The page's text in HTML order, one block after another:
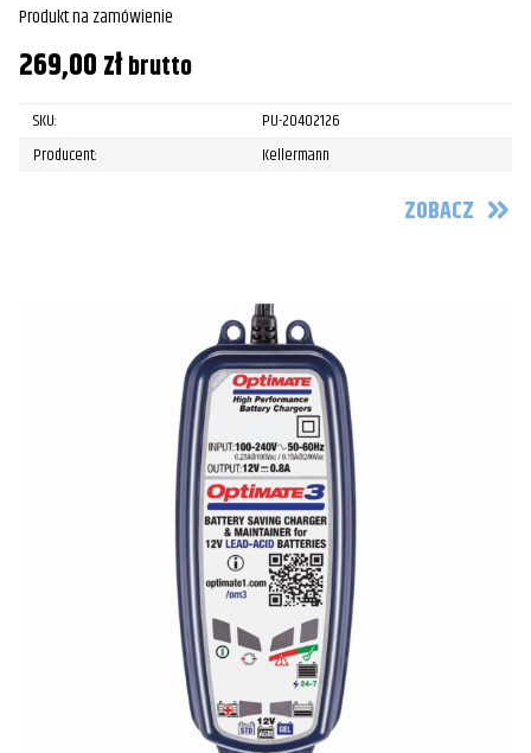
Produkt na zamówienie
269,00złbrutto
SKU:
PU-20402126
Producent:
Kellermann
ZOBACZ